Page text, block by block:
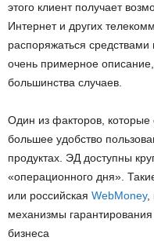
этого клиент получает
Интернет и других
распоряжаться
очень примерное
большинства случаев.
Один из факторов,
большее удобство
продуктах. ЭД доступны
«операционного дня».
или российская WebMoney,
механизмы
бизнеса